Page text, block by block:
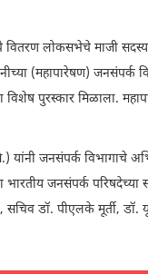
वितरण लोकसभेचे माजी
(महापारेषण) जनसंपर्क
विशेष पुरस्कार मिळाला.
यांनी जनसंपर्क विभागाचे
जनसंपर्क परिषदेच्या
डॉ. पीएलके मूर्ती, डॉ.